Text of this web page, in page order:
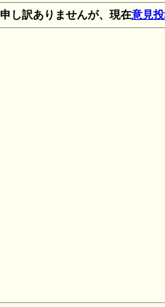
申し訳ありませんが、現在意見